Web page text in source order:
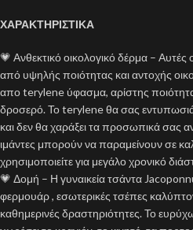
ΧΑΡΑΚΤΗΡΙΣΤΙΚΑ
💗 Ανθεκτικό οικολογικό δέρμα – Αυτές
από υψηλής ποιότητας και αντοχής
απο terylene ύφασμα, αρίστης
δροσερό. Το terylene θα σας
και δεν θα χαράξει τα προσωπικά σας
ιμάντες μπορούν να παραμείνουν σε
χρησιμοποιείτε για μεγάλο χρονικό
💗 Δομή – Η γυναικεία τσάντα
φερμουάρ , εσωτερικές τσέπες
καθημερινές δραστηριότητες. Το